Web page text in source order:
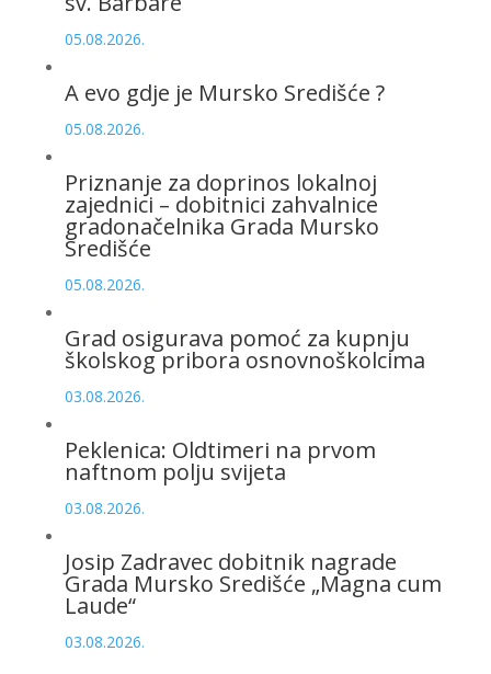
05.08.2026.
A evo gdje je Mursko Središće ?
05.08.2026.
Priznanje za doprinos lokalnoj
zajednici – dobitnici zahvalnice
gradonačelnika Grada Mursko
Središće
05.08.2026.
Grad osigurava pomoć za kupnju
školskog pribora osnovnoškolcima
03.08.2026.
Peklenica: Oldtimeri na prvom
naftnom polju svijeta
03.08.2026.
Josip Zadravec dobitnik nagrade
Grada Mursko Središće „Magna cum
Laude“
03.08.2026.